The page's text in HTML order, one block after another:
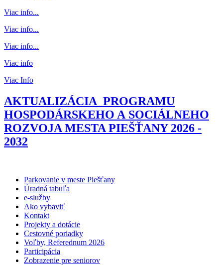
Viac info...
Viac info...
Viac info...
Viac info
Viac Info
AKTUALIZÁCIA PROGRAMU
HOSPODÁRSKEHO A SOCIÁLNEHO
ROZVOJA MESTA PIEŠŤANY 2026 -
2032
Parkovanie v meste Piešťany
Úradná tabuľa
e-služby
Ako vybaviť
Kontakt
Projekty a dotácie
Cestovné poriadky
Voľby, Referednum 2026
Participácia
Zobrazenie pre seniorov